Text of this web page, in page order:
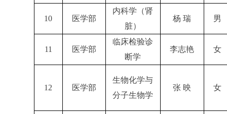
10 医学部
内科学（肾
脏）
杨 瑞 男
11 医学部
临床检验诊
断学
李志艳 女
12 医学部
生物化学与
分子生物学
张 映 女